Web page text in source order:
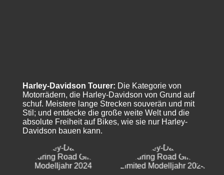
Harley-Davidson Tourer: Die Kategorie von
Motorrädern, die Harley-Davidson von Grund auf
schuf. Meistere lange Strecken souverän und mit
Stil; und entdecke die große weite Welt und die
absolute Freiheit auf Bikes, wie sie nur Harley-
Davidson bauen kann.